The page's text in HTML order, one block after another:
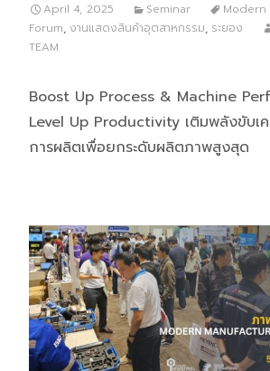
April 4, 2025 Seminar
Modern
Forum, งานแสดงสินค้าอุตสาหกรรม, ระยอง
TEAM
Boost Up Process & Machine
Level Up Productivity เติมพลังขับเ
การผลิตเพื่อยกระดับผลิตภาพสูงสุด